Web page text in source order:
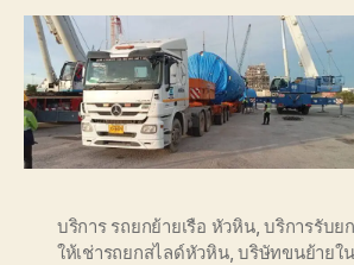
บริการ รถยกย้ายเรือ หัวหิน,บริการรับย
ให้เช่ารถยกสไลด์หัวหิน,บริษัทขนย้ายใ